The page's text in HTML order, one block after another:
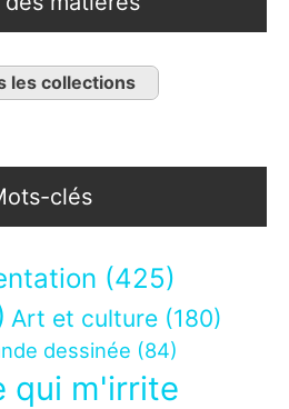
les collections
clés
(425)
Art et culture (180)
dessinée (84)
qui m'irrite